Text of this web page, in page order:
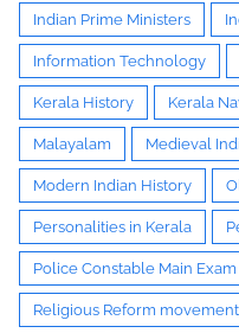
Indian Prime Ministers
Information Technology
Kerala History Kerala
Malayalam Medieval
Modern Indian History
Personalities in Kerala
Police Constable Main Exam
Religious Reform movement